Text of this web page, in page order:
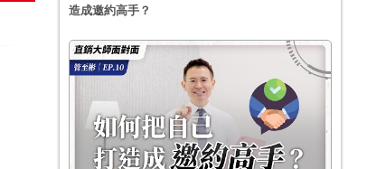
造成邀約高手？